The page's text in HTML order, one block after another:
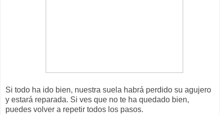
Si todo ha ido bien, nuestra suela habrá perdido su agujero
y estará reparada. Si ves que no te ha quedado bien,
puedes volver a repetir todos los pasos.